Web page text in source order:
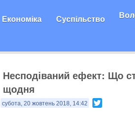
Економіка Суспільство
Несподіваний ефект: Що
щодня
субота, 20 жовтень 2018, 14:42